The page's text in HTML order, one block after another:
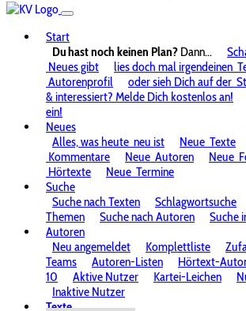
Start
Du hast noch keinen Plan? Dann...
Neues gibt
lies doch mal irgendeinen
Autorenprofil
oder sieh Dich auf der
& interessiert? Melde Dich kostenlos an!
ein!
Neues
Alles, was heute neu ist Neue Texte
Kommentare
Neue Autoren Neue
Hörtexte
Neue Termine
Suche
Suche nach Texten
Schlagwortsuche
Themen
Suche nach Autoren
Suche
Autoren
Neu angemeldet
Komplettliste
Teams
Autoren-Listen Hörtext-
10
Aktive Nutzer Kartei-Leichen
Inaktive Nutzer
Texte